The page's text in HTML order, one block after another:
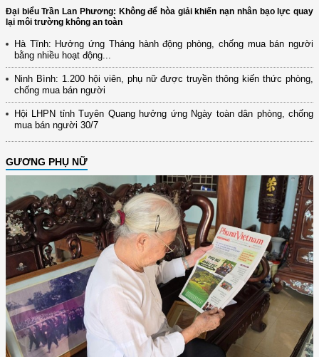
Đại biểu Trần Lan Phương: Không để hòa giải khiến nạn nhân bạo lực quay
lại môi trường không an toàn
Hà Tĩnh: Hưởng ứng Tháng hành động phòng, chống mua bán người
bằng nhiều hoạt động...
Ninh Bình: 1.200 hội viên, phụ nữ được truyền thông kiến thức phòng,
chống mua bán người
Hội LHPN tỉnh Tuyên Quang hưởng ứng Ngày toàn dân phòng, chống
mua bán người 30/7
GƯƠNG PHỤ NỮ